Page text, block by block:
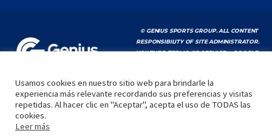
© GENIUS SPORTS GROUP. ALL CONTENT
RESPONSIBILITY OF SITE ADMINISTRATOR.
YOUTUBE TERMS OF SERVICE|GOOGLE
INICIO LA LIGA VIDEOS MEDIA CONTACTO
Usamos cookies en nuestro sitio web para brindarle la
experiencia más relevante recordando sus preferencias y visitas
repetidas. Al hacer clic en "Aceptar", acepta el uso de TODAS las
cookies.
Leer más